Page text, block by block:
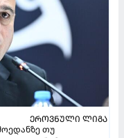
ᲔᲠᲝᲕᲜᲣᲚᲘ ᲚᲘᲒᲐ
თუ